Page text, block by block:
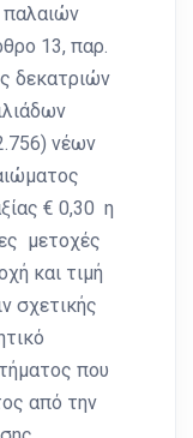
παλαιών
13, παρ.
δεκατριών
νέων
€ 0,30 η
μετοχές
και τιμή
σχετικής
που
από την